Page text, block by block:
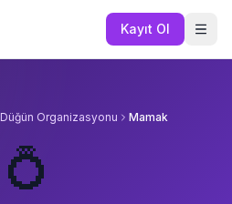
Kayıt Ol
Düğün Organizasyonu Mamak
💍